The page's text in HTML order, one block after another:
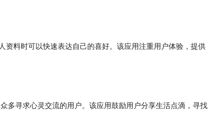
资料时可以快速表达自己的喜好。该应用注重用户体验，提供
多寻求心灵交流的用户。该应用鼓励用户分享生活点滴，寻找